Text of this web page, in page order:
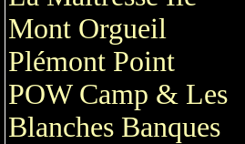
Mont Orgueil
Plémont Point
POW Camp & Les
Blanches Banques